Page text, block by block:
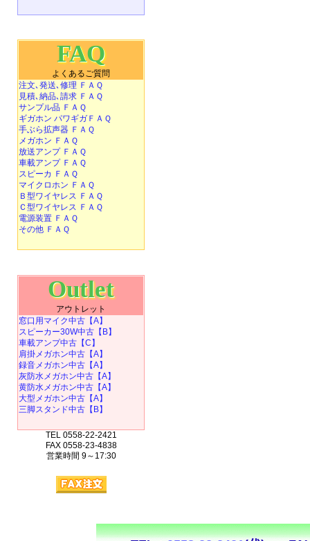
FAQ
よくあるご質問
注文､発送､修理 ＦＡＱ
見積､納品､請求 ＦＡＱ
サンプル品 ＦＡＱ
ギガホン パワギガＦＡＱ
手ぶら拡声器 ＦＡＱ
メガホン ＦＡＱ
放送アンプ ＦＡＱ
車載アンプ ＦＡＱ
スピーカ ＦＡＱ
マイクロホン ＦＡＱ
Ｂ型ワイヤレス ＦＡＱ
Ｃ型ワイヤレス ＦＡＱ
電源装置 ＦＡＱ
その他 ＦＡＱ
Outlet
アウトレット
窓口用マイク中古【A】
スピーカー30W中古【B】
車載アンプ中古【C】
肩掛メガホン中古【A】
録音メガホン中古【A】
灰防水メガホン中古【A】
黄防水メガホン中古【A】
大型メガホン中古【A】
三脚スタンド中古【B】
TEL 0558-22-2421
FAX 0558-23-4838
営業時間 9～17:30